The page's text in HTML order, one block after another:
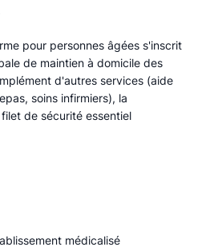
pour personnes âgées s'inscrit
de maintien à domicile des
d'autres services (aide
soins infirmiers), la
de sécurité essentiel
médicalisé